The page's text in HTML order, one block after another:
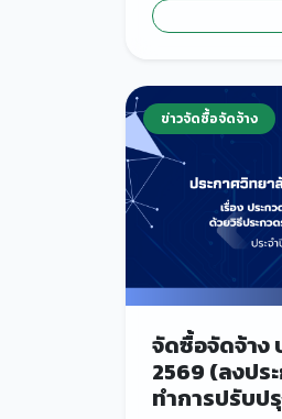
ข่าวจัดซื้อจัดจ้าง
จัดซื้อจัดจ้าง
2569 (ลงปร
ทำการปรับป